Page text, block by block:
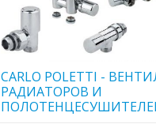
CARLO POLETTI -
РАДИАТОРОВ И